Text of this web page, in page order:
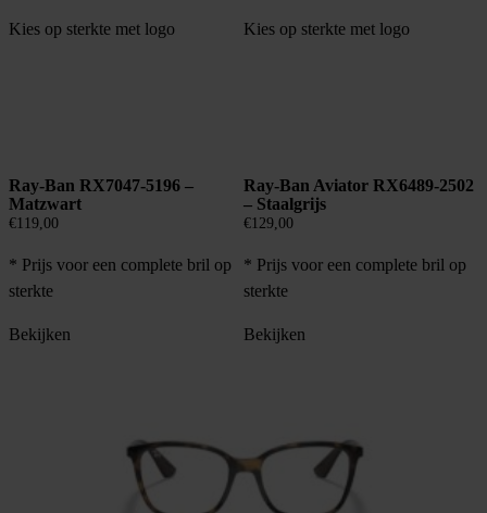
Kies op sterkte met logo
Ray-Ban RX7047-5196 –
Matzwart
€119,00
* Prijs voor een complete bril op
sterkte
Bekijken
Kies op sterkte met logo
Ray-Ban Aviator RX6489-2502
– Staalgrijs
€129,00
* Prijs voor een complete bril op
sterkte
Bekijken